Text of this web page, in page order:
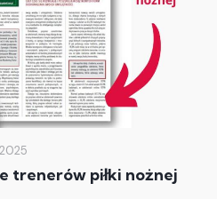
trenerów piłki nożnej